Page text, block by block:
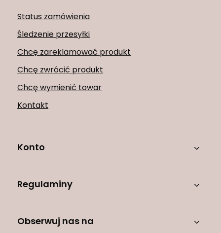
Status zamówienia
Śledzenie przesyłki
Chcę zareklamować produkt
Chcę zwrócić produkt
Chcę wymienić towar
Kontakt
Konto
Regulaminy
Obserwuj nas na